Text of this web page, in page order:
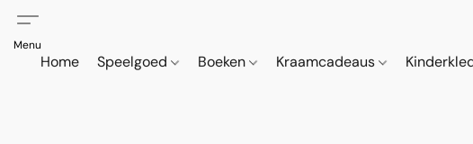
Home Speelgoed Boeken Kraamcadeaus